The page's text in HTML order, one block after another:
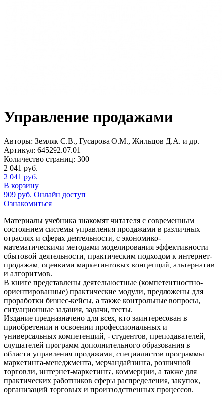
Управление продажами
Авторы: Земляк С.В., Гусарова О.М., Жильцов Д.А. и др.
Артикул: 645292.07.01
Количество страниц: 300
2 041 руб.
2 041 руб.
В корзину
909 руб. Онлайн доступ
Ознакомиться
Материалы учебника знакомят читателя с современным
состоянием системы управления продажами в различных
отраслях и сферах деятельности, с экономико-
математическими методами моделирования эффективности
сбытовой деятельности, практическим подходом к интернет-
продажам, оценками маркетинговых концепций, альтернатив
и алгоритмов.
В книге представлены деятельностные (компетентностно-
ориентированные) практические модули, предложены для
проработки бизнес-кейсы, а также контрольные вопросы,
ситуационные задания, задачи, тесты.
Издание предназначено для всех, кто заинтересован в
приобретении и освоении профессиональных и
универсальных компетенций, - студентов, преподавателей,
слушателей программ дополнительного образования в
области управления продажами, специалистов программы
маркетинга-менеджмента, мерчандайзинга, розничной
торговли, интернет-маркетинга, коммерции, а также для
практических работников сферы распределения, закупок,
организаций торговых и производственных процессов.